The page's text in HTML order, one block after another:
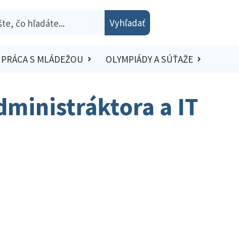
Vyhľadať
PRÁCA S MLÁDEŽOU OLYMPIÁDY A SÚŤAŽE
a IT